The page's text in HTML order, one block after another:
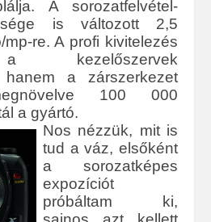
A sorozatfelvétel-
is változott 2,5
re. A profi kivitelezés
kezelőszervek
hanem a zárszerkezet
100 000
a gyártó.
Nos nézzük, mit is
tud a váz, elsőként
a sorozatképes
expozíciót
próbáltam ki,